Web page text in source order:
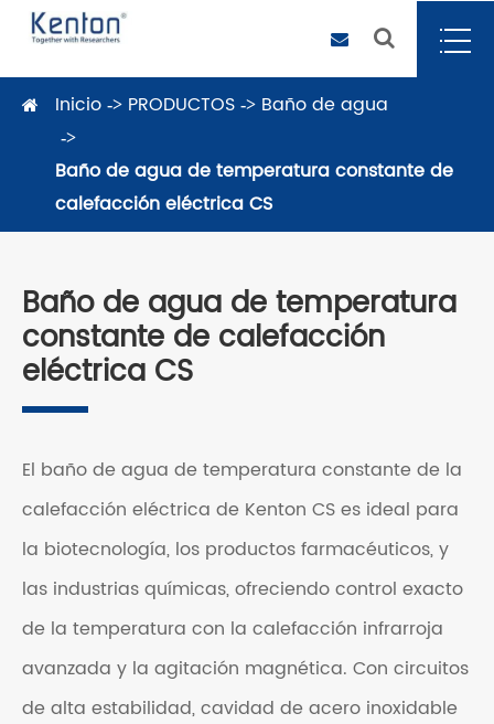
Inicio PRODUCTOS Baño de agua
Baño de agua de temperatura constante de
calefacción eléctrica CS
Baño de agua de temperatura
constante de calefacción
eléctrica CS
El baño de agua de temperatura constante de la
calefacción eléctrica de Kenton CS es ideal para
la biotecnología, los productos farmacéuticos, y
las industrias químicas, ofreciendo control exacto
de la temperatura con la calefacción infrarroja
avanzada y la agitación magnética. Con circuitos
de alta estabilidad, cavidad de acero inoxidable